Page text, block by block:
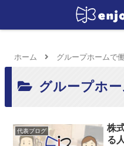
ホーム グループホームで
グループホ
代表ブログ
株
る